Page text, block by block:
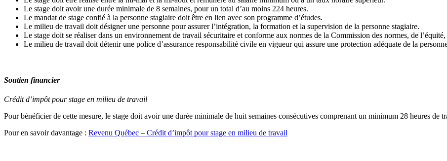
Le stage doit avoir une durée minimale de 8 semaines, pour un total d’au moins 224 heures.
Le mandat de stage confié à la personne stagiaire doit être en lien avec son programme d’études.
Le milieu de travail doit désigner une personne pour assurer l’intégration, la formation et la supervision de la personne stagiaire.
Le stage doit se réaliser dans un environnement de travail sécuritaire et conforme aux normes de la Commission des normes, de
Le milieu de travail doit détenir une police d’assurance responsabilité civile en vigueur qui assure une protection adéquate de la
Soutien financier
Crédit d’impôt pour stage en milieu de travail
Pour bénéficier de cette mesure, le stage doit avoir une durée minimale de huit semaines consécutives comprenant un minimum 28 heures de
Pour en savoir davantage : Revenu Québec – Crédit d’impôt pour stage en milieu de travail